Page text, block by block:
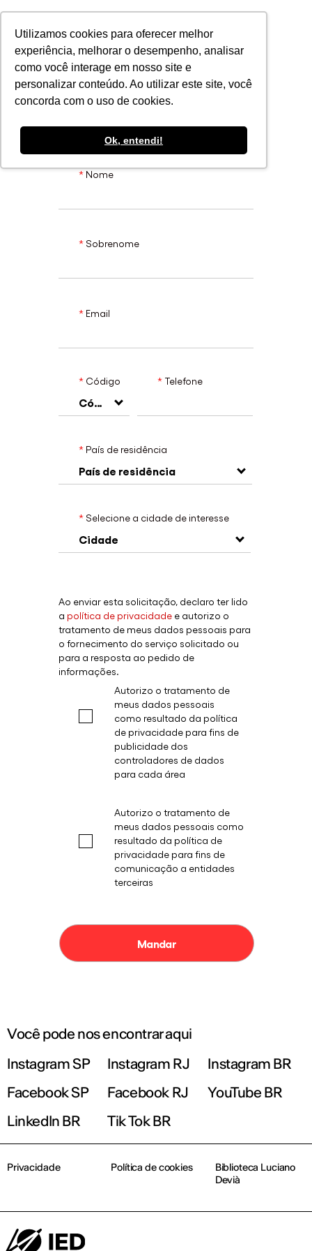
Utilizamos cookies para oferecer melhor
experiência, melhorar o desempenho, analisar
como você interage em nosso site e
personalizar conteúdo. Ao utilizar este site, você
concorda com o uso de cookies.
Ok, entendi!
POR
Inscreva-se
Você pode nos encontrar aqui
Instagram SP
Instagram RJ
Instagram BR
Facebook SP
Facebook RJ
YouTube BR
LinkedIn BR
Tik Tok BR
Privacidade Política de cookies
Biblioteca Luciano
Devià